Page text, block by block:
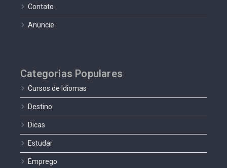
Contato
Anuncie
Categorias Populares
Cursos de Idiomas
Destino
Dicas
Estudar
Emprego